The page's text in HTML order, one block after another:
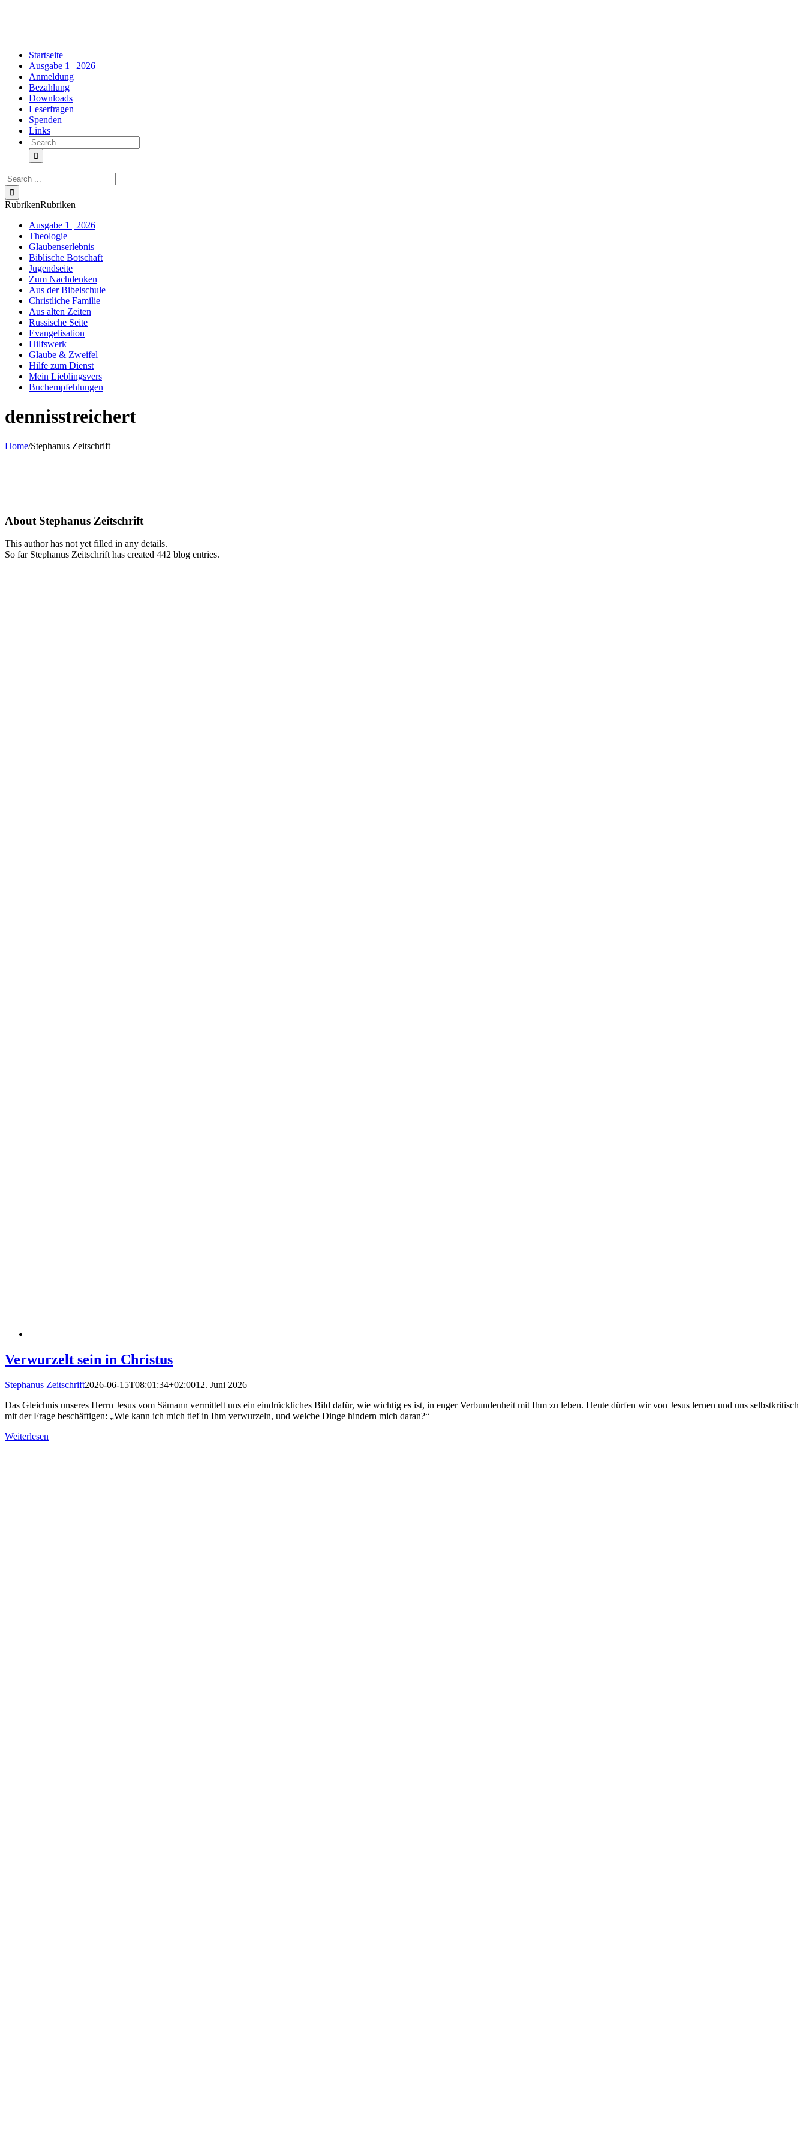
Startseite
Ausgabe 1 | 2026
Anmeldung
Bezahlung
Downloads
Leserfragen
Spenden
Links
Search
for:
Search
for:
RubrikenRubriken
Ausgabe 1 | 2026
Theologie
Glaubenserlebnis
Biblische Botschaft
Jugendseite
Zum Nachdenken
Aus der Bibelschule
Christliche Familie
Aus alten Zeiten
Russische Seite
Evangelisation
Hilfswerk
Glaube & Zweifel
Hilfe zum Dienst
Mein Lieblingsvers
Buchempfehlungen
dennisstreichert
Home/Stephanus Zeitschrift
About Stephanus Zeitschrift
This author has not yet filled in any details.
So far Stephanus Zeitschrift has created 442 blog entries.
Verwurzelt sein in Christus
Stephanus Zeitschrift2026-06-15T08:01:34+02:0012. Juni 2026|
Das Gleichnis unseres Herrn Jesus vom Sämann vermittelt uns ein eindrückliches Bild dafür, wie wichtig es ist, in enger Verbundenheit mit Ihm zu leben. Heute dürfen wir von Jesus lernen und uns selbstkritisch
mit der Frage beschäftigen: „Wie kann ich mich tief in Ihm verwurzeln, und welche Dinge hindern mich daran?“
Weiterlesen